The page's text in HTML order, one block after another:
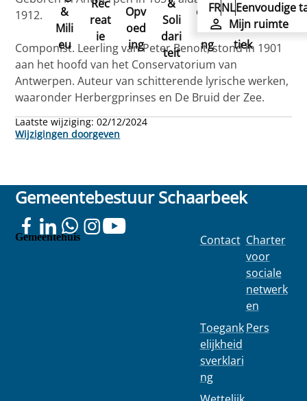
FRNLEenvoudige
Mijn ruimte
&
Mili
eu
Rec
reat
ie
Opv
oed
ing
&
Soli
dari
teit
erks
telli
ng
&
Poli
tiek
1912.
Componist. Leerling van Peter Benoit, stond in 1901
aan het hoofd van het Conservatorium van
Antwerpen. Auteur van schitterende lyrische werken,
waaronder Herbergprinses en De Bruid der Zee.
Laatste wijziging:02/12/2024
Wijzigingen doorgeven
Gemeentebestuur Schaarbeek
Gemeentehuis Contact
Toegank
elijkheid
sverklari
ng
Charter
voor
sociale
netwerk
en
Pers